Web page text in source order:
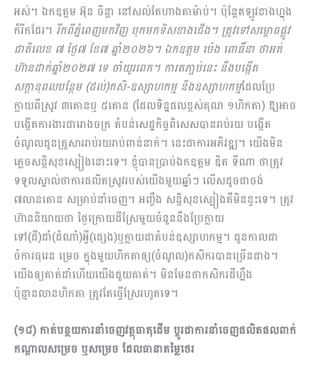
អស់។ ឯកឧត្តម អ៊ុន ចិន្ដា នៅសល់តែ​ហាង​តាម៉ាប់។ ប៉ុន្ដែ​ឥឡូវខាងហ្នុង
ក៏រីកដែរ។ រីកពីភ្នំពេញមកវិញ បុកមកទិសខាងជើង។ ត្រូវទៅ​សម្ពោធផ្លូវ
ជាតិលេខ ៧ ថ្ងៃ៧ ខែ៧ ឆ្នាំ២០២៦។ ឯកឧត្តម ប៉េង ពោធិ៍នា ថាអត់
ហ៊ានដាក់ឆ្នាំ២០២៧ ទេ ចាំយូរពេក។ ការតភា្ជប់នេះ នឹងបង្កើត
សក្ដានុពលបន្ថែម (ដល់)កសិ-ឧស្សាហកម្ម​ និងឧស្សាហកម្ម​ដែលប្រែ
ក្លាយពីស្រូវ ៣តោន​ឬ ៥តោន (ដែលទិន្នផលខ្ពស់គុណ​ ១ហិកតា) ឱ្យអាច​
បង្កើតការងារជារោងចក្រ តំបន់សេដ្ឋកិច្ចពិសេស​បាន​រាប់រយ បង្កើត
ចំណូលជូនគ្រួសាររាប់រយ​រាប់​ពាន់នាក់។ នេះជាការអភិវឌ្ឍ។ យើង​មិន
ភ្លេចសន្ដិសុខ​ស្បៀង​នោះទេ។ ខ្ញុំបានប្រាប់ឯកឧត្តម ឌិត ទីណា ថាត្រូវ​
ទទួល​ស្គាល់ថាការផលិតស្រូវ​របស់យើងមួយឆ្នាំៗ លើសដូច​ជា​ចង់
៧លានតោន សម្រាប់នាំចេញ។ អញ្ចឹង សន្ដិសុខស្បៀងគឺមិនខ្វះទេ។ ត្រូវ​
ហ៊ាននិយាយថា ថ្ងៃក្រោយដី​ស្រែ​មួយ​​ចំនួននឹងប្រែក្លាយ
ទៅ(ដី)ដាំ(ដំណាំ)អ្វី(ផ្សេង)​ឬក្លាយជាតំបន់​ឧស្សា​ហ​កម្ម។ ជួនកាលជា
ចំការធុរេន ម្រេច ក្នុងមួយ​ហិកតា​​ឲ្យ​​(ចំណូល)​កសិករ​បាន​ច្រើន​ជាង។
យើងឲ្យគាត់ដាំហើយ​យើង​ជួយ​គាត់។ មិនមែនថា​កសិ​ករ​ដី​ហ្នឹង​
ប៉ុន្មានលានហិកតា ត្រូវតែធ្វើ​ស្រែ​រហូតទេ។
(១៨) កាត់បន្ថយការនាំចេញវត្ថុធាតុដើម ប្ដូរជាការនាំចេញផលិតផលពាក់
កណ្ដាល​សម្រេច ឬសម្រេច ដែលធានាតម្លៃថេរ